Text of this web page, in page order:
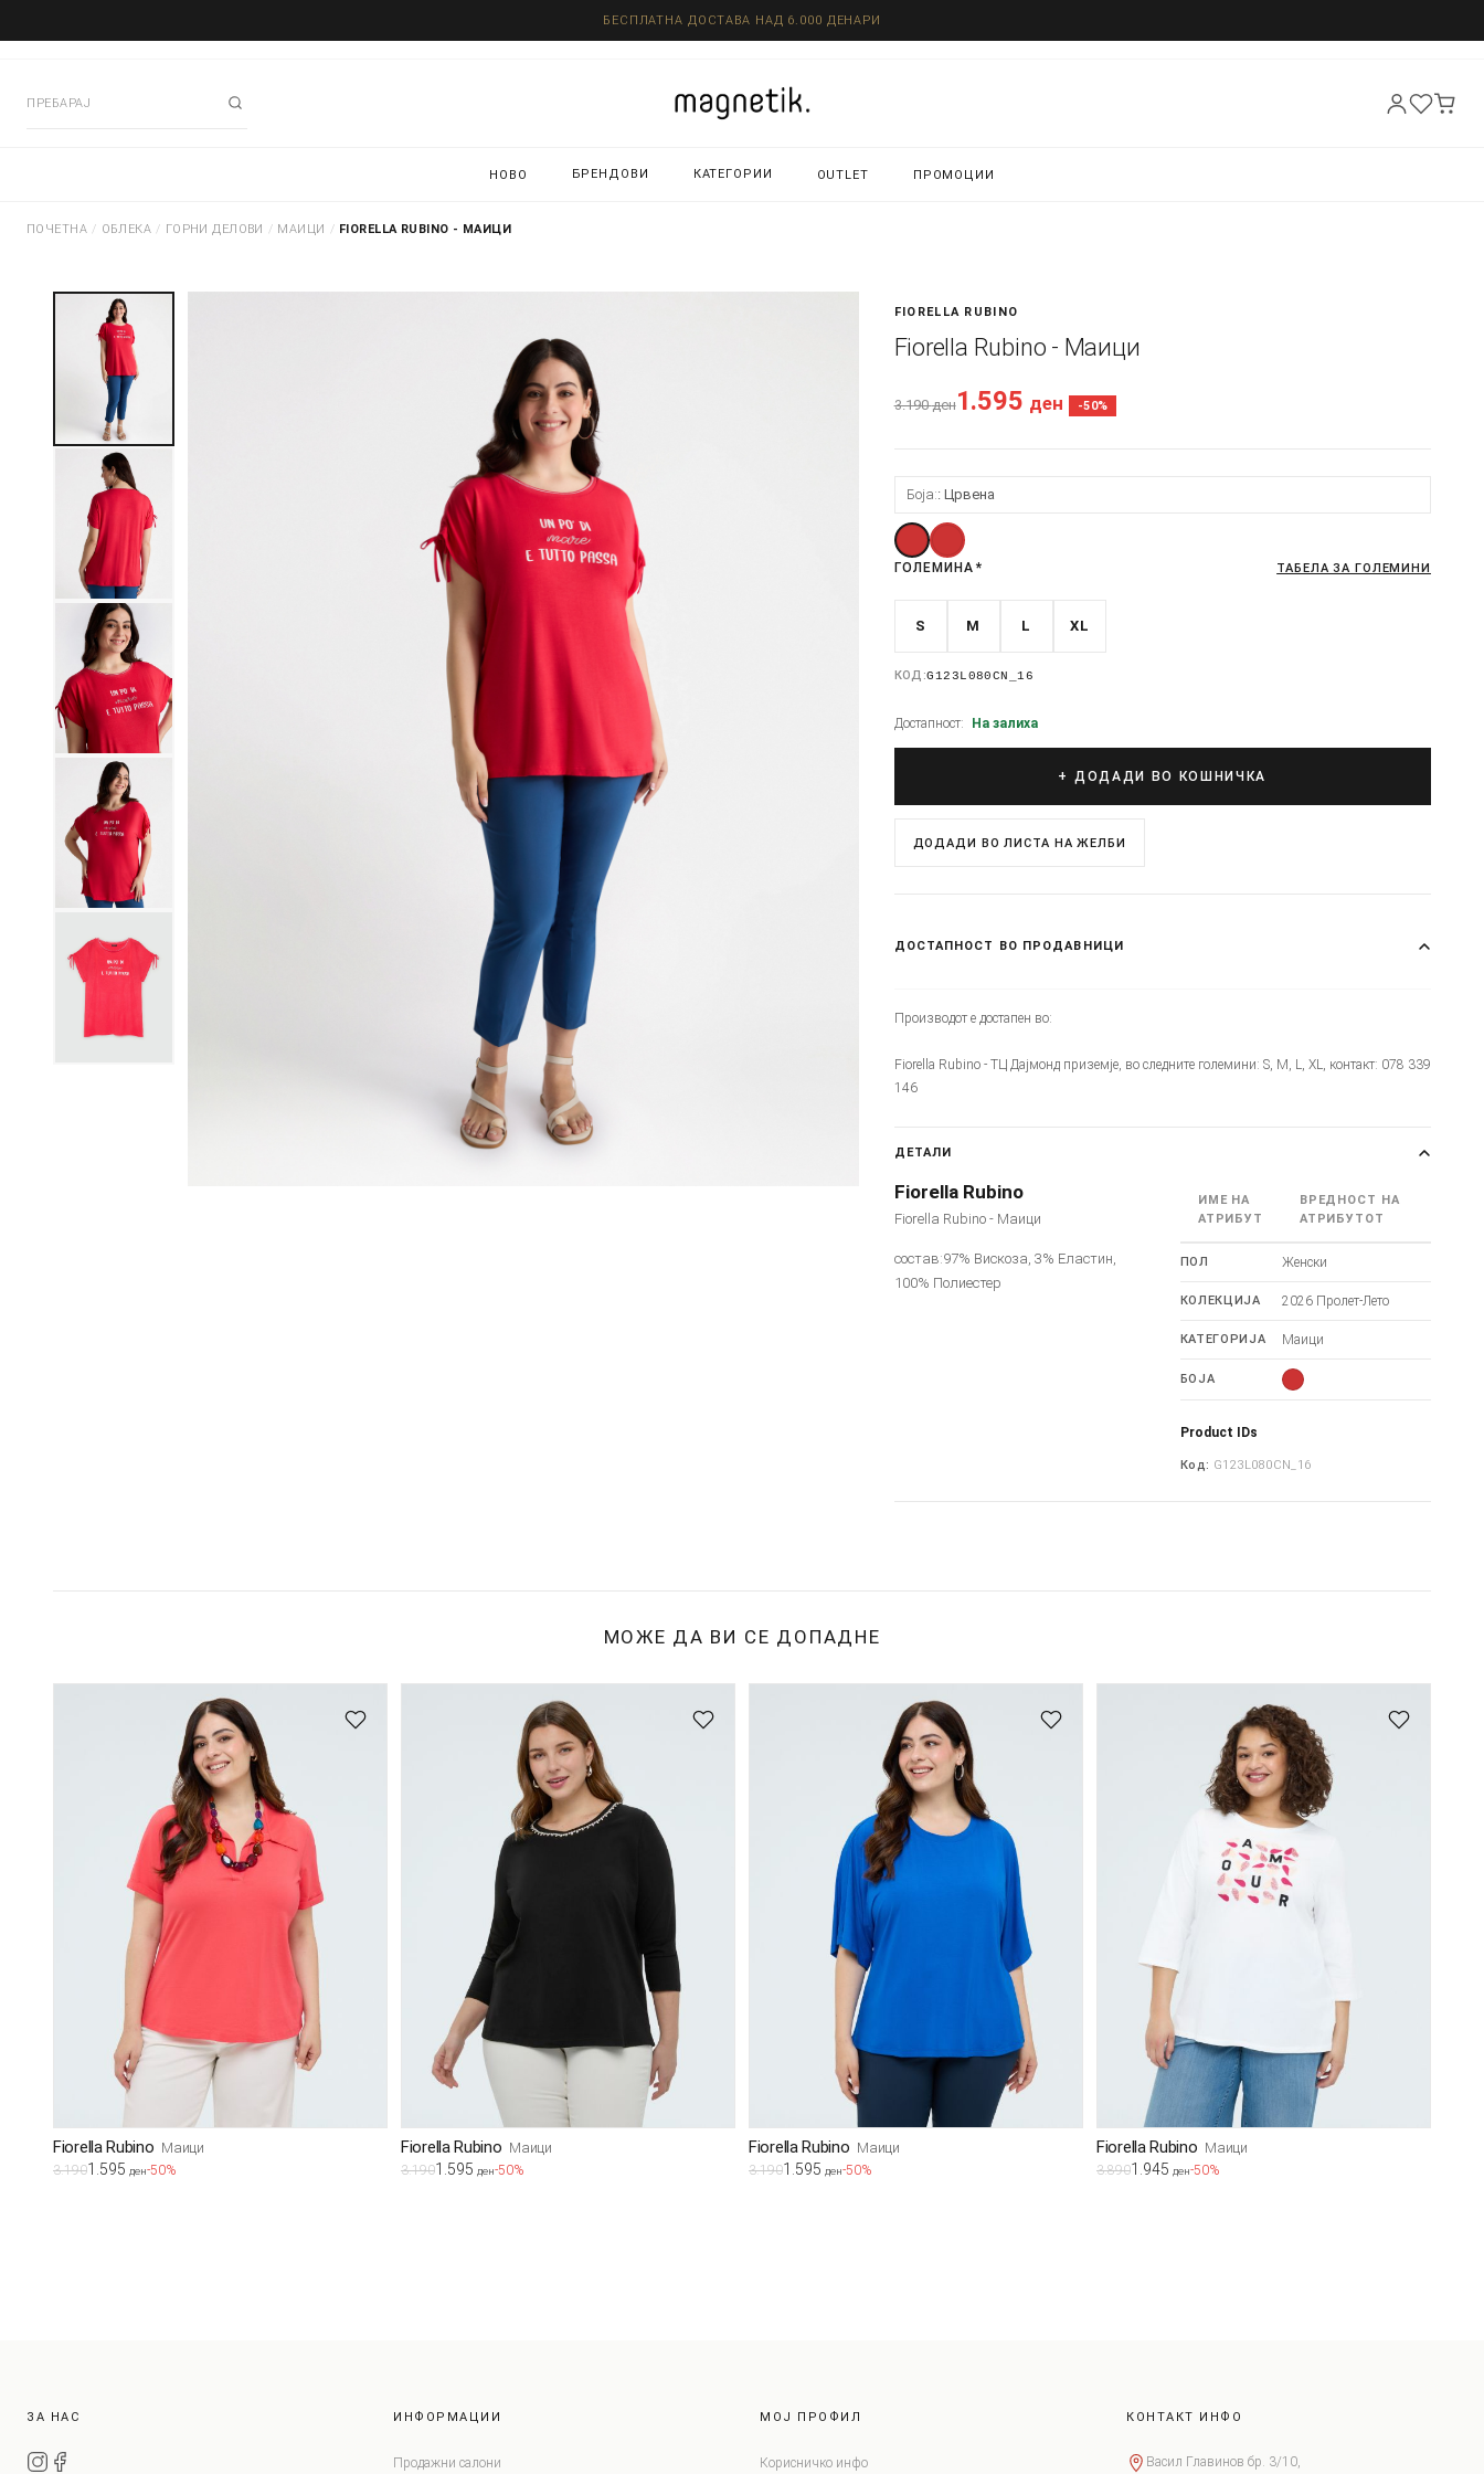
БЕСПЛАТНА ДОСТАВА НАД 6.000 ДЕНАРИ
НОВО БРЕНДОВИ КАТЕГОРИИ OUTLET ПРОМОЦИИ
ПОЧЕТНА / ОБЛЕКА / ГОРНИ ДЕЛОВИ / МАИЦИ / FIORELLA RUBINO - МАИЦИ
FIORELLA RUBINO
Fiorella Rubino - Маици
3.190ден1.595 ден -50%
Боја: Црвена
ГОЛЕМИНА * ТАБЕЛА ЗА ГОЛЕМИНИ
S M L XL
КОД:G123L080CN_16
Достапност: На залиха
+ ДОДАДИ ВО КОШНИЧКА
ДОДАДИ ВО ЛИСТА НА ЖЕЛБИ
ДОСТАПНОСТ ВО ПРОДАВНИЦИ
Производот е достапен во:
Fiorella Rubino - ТЦ Дајмонд приземје, во следните големини: S, M, L, XL, контакт: 078 339
146
ДЕТАЛИ
Fiorella Rubino
Fiorella Rubino - Маици
состав:97% Вискоза, 3% Еластин,
100% Полиестер
ИМЕ НА
АТРИБУТ
ВРЕДНОСТ НА
АТРИБУТОТ
ПОЛ Женски
КОЛЕКЦИЈА 2026 Пролет-Лето
КАТЕГОРИЈА Маици
БОЈА
Product IDs
Код: G123L080CN_16
МОЖЕ ДА ВИ СЕ ДОПАДНЕ
Fiorella Rubino Маици
3.1901.595 ден-50%
Fiorella Rubino Маици
3.1901.595 ден-50%
Fiorella Rubino Маици
3.1901.595 ден-50%
Fiorella Rubino Маици
3.8901.945 ден-50%
ЗА НАС ИНФОРМАЦИИ
Продажни салони
МОЈ ПРОФИЛ
Корисничко инфо
КОНТАКТ ИНФО
Васил Главинов бр. 3/10,